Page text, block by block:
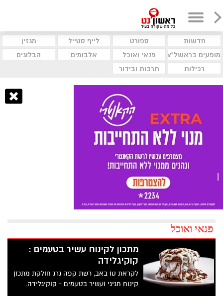
חדשות ספורט לייף סטייל
מגזין
מופעים בראשל"צ
פנאי ואוכל אלבומים
הבלוגים
רכילות
תרבות ובידור
פנאי ואוכל
מתכון לקינוח עשיר בטעמים :
קוקיגלידה
לקראת טו באב, רשת קפה גרג חולקת מתכון
קינוח חגיגי ועשיר בטעמים - קוקיגלידה.